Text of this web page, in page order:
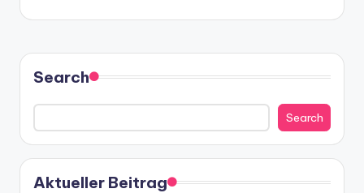
Search
Search
Aktueller Beitrag